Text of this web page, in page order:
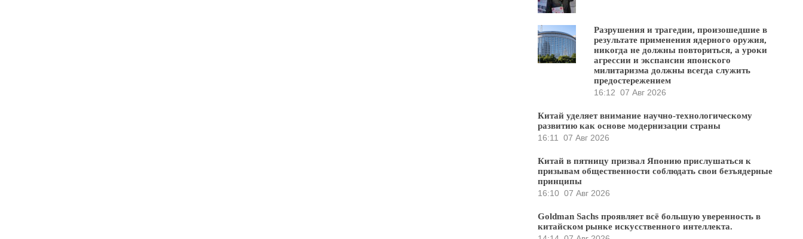
Разрушения и трагедии, произошедшие в
результате применения ядерного оружия,
никогда не должны повториться, а уроки
агрессии и экспансии японского
милитаризма должны всегда служить
предостережением
16:12 07 Авг 2026
Китай уделяет внимание научно-технологическому
развитию как основе модернизации страны
16:11
07 Авг 2026
Китай в пятницу призвал Японию прислушаться к
призывам общественности соблюдать свои безъядерные
принципы
16:10 07 Авг 2026
Goldman Sachs проявляет всё большую уверенность в
китайском рынке искусственного интеллекта.